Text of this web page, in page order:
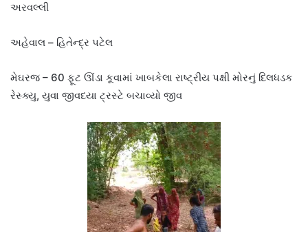
અરવલ્લી
અહેવાલ – હિતેન્દ્ર પટેલ
મેઘરજ – 60 ફૂટ ઊંડા કૂવામાં ખાબકેલા રાષ્ટ્રીય પક્ષી મોરનું દિલધડક
રેસ્ક્યુ, યુવા જીવદયા ટ્રસ્ટે બચાવ્યો જીવ